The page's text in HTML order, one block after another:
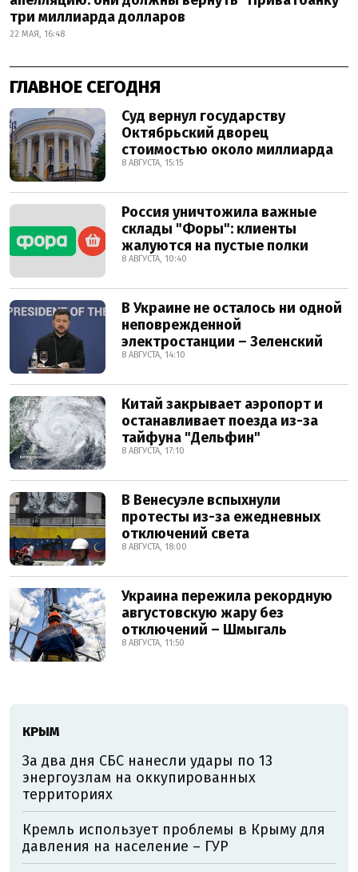
три миллиарда долларов
22 МАЯ, 16:48
ГЛАВНОЕ СЕГОДНЯ
Суд вернул государству
Октябрьский дворец
стоимостью около миллиарда
8 АВГУСТА, 15:15
Россия уничтожила важные
склады "Форы": клиенты
жалуются на пустые полки
8 АВГУСТА, 10:40
В Украине не осталось ни одной
неповрежденной
электростанции – Зеленский
8 АВГУСТА, 14:10
Китай закрывает аэропорт и
останавливает поезда из-за
тайфуна "Дельфин"
8 АВГУСТА, 17:10
В Венесуэле вспыхнули
протесты из-за ежедневных
отключений света
8 АВГУСТА, 18:00
Украина пережила рекордную
августовскую жару без
отключений – Шмыгаль
8 АВГУСТА, 11:50
КРЫМ
За два дня СБС нанесли удары по 13
энергоузлам на оккупированных
территориях
Кремль использует проблемы в Крыму для
давления на население – ГУР